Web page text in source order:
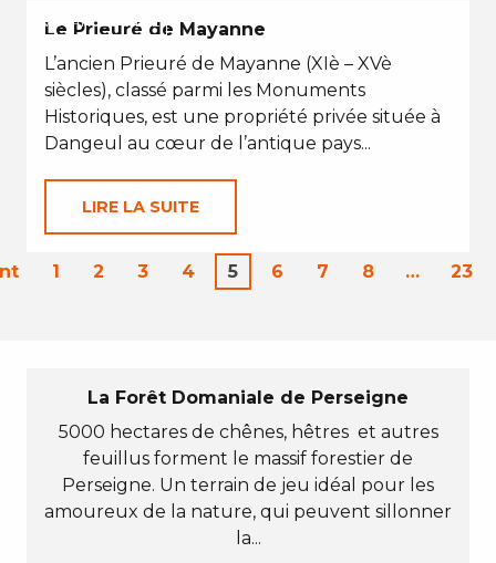
VACANCES D'ÉTÉ
Le Prieuré de Mayanne
L’ancien Prieuré de Mayanne (XIè – XVè
siècles), classé parmi les Monuments
Historiques, est une propriété privée située à
Dangeul au cœur de l’antique pays...
LIRE LA SUITE
1 2 3 4 5 6 7 8 … 23
La Forêt Domaniale de Perseigne
5000 hectares de chênes, hêtres et autres
feuillus forment le massif forestier de
Perseigne. Un terrain de jeu idéal pour les
amoureux de la nature, qui peuvent sillonner
la...